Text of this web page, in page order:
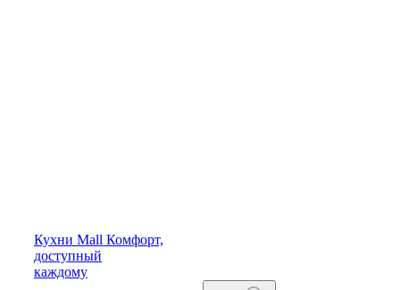
Кухни Mall Комфорт,
доступный
каждому